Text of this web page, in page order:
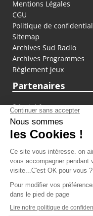
Mentions Légales
CGU
Politique de
Sitemap
Archives Sud Radio
Archives Programmes
Règlement jeux
Partenaires
fiducial.fr
lyoncapitale.fr
olympique-et-
L'application
Les cookies